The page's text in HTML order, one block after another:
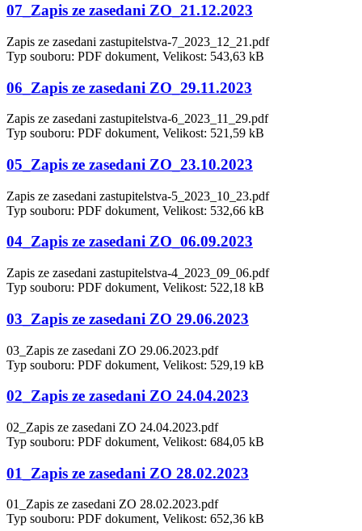
07_Zapis ze zasedani ZO_21.12.2023
Zapis ze zasedani zastupitelstva-7_2023_12_21.pdf
Typ souboru: PDF dokument, Velikost: 543,63 kB
06_Zapis ze zasedani ZO_29.11.2023
Zapis ze zasedani zastupitelstva-6_2023_11_29.pdf
Typ souboru: PDF dokument, Velikost: 521,59 kB
05_Zapis ze zasedani ZO_23.10.2023
Zapis ze zasedani zastupitelstva-5_2023_10_23.pdf
Typ souboru: PDF dokument, Velikost: 532,66 kB
04_Zapis ze zasedani ZO_06.09.2023
Zapis ze zasedani zastupitelstva-4_2023_09_06.pdf
Typ souboru: PDF dokument, Velikost: 522,18 kB
03_Zapis ze zasedani ZO 29.06.2023
03_Zapis ze zasedani ZO 29.06.2023.pdf
Typ souboru: PDF dokument, Velikost: 529,19 kB
02_Zapis ze zasedani ZO 24.04.2023
02_Zapis ze zasedani ZO 24.04.2023.pdf
Typ souboru: PDF dokument, Velikost: 684,05 kB
01_Zapis ze zasedani ZO 28.02.2023
01_Zapis ze zasedani ZO 28.02.2023.pdf
Typ souboru: PDF dokument, Velikost: 652,36 kB